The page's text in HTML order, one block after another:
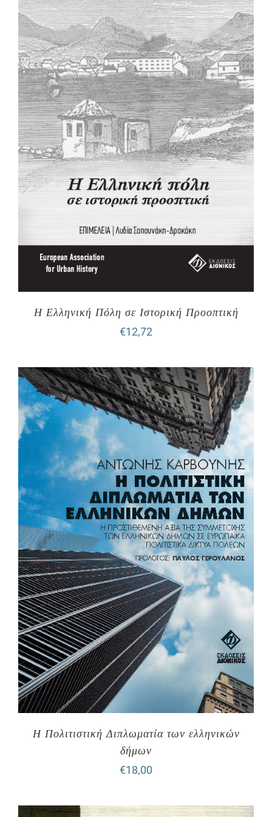
Η Ελληνική Πόλη σε Ιστορική Προοπτική
€12,72
Η Πολιτιστική Διπλωματία των ελληνικών
δήμων
€18,00